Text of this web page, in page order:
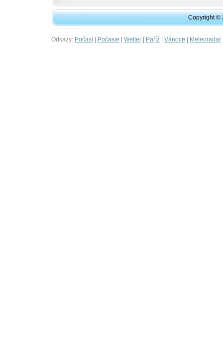
Copyright ©
Odkazy: Počasí| Počasie | Wetter| Paříž| Vánoce | Meteoradar